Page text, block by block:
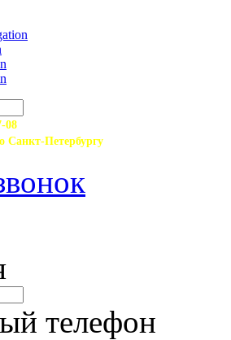
08
Санкт-Петербургу
телефон